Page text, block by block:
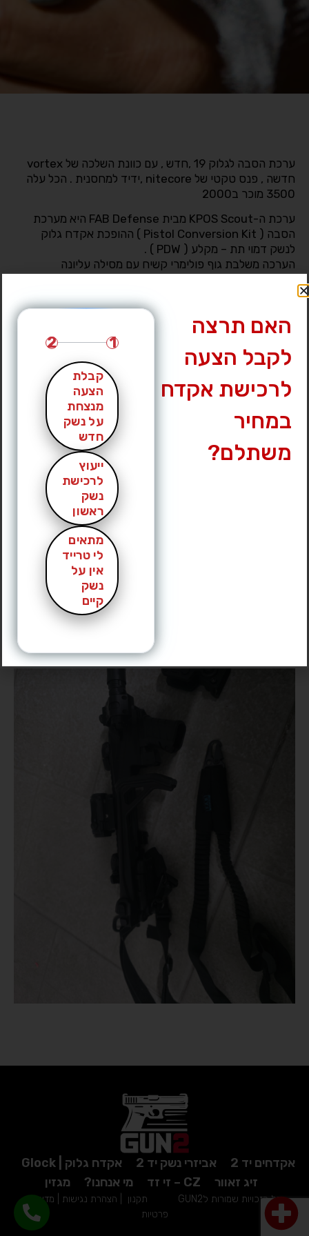
ערכת הסבה לגלוק 19 ,חדש , עם כוונת השלכה של vortex
חדשה , פנס טקטי של nitecore ,ידיד למחסנית . הכל עלה
3500 מוכר ב2000
ערכת ה-KPOS Scout מבית FAB Defense היא מערכת
הסבה ( Pistol Conversion Kit ) ההופכת אקדח גלוק
לנשק דמוי תת – מקלע ( PDW ) .
הערכה משלבת גוף פולימרי קשיח עם מסילה עליונה
מותג| אקדח גלוק | Glock
דגם |
19
מחיר מבוקש|
2000 ₪
עיר| אריאל
לחץ לצפייה במס’ טלפון »
אקדחים יד 2 אביזרי נשק יד 2
אקדח גלוק | Glock
זיג זאוור
CZ – זי זד מי אנחנו? מגזין
כל הזכויות שמורות לGUN2 תקנון הצהרת נגישות
מדיניות
פרטיות
האם תרצה
לקבל הצעה
לרכישת אקדח
במחיר
משתלם?
1
2
קבלת
הצעה
מנצחת
על נשק
חדש
ייעוץ
לרכישת
נשק
ראשון
מתאים
לי טרייד
אין על
נשק
קיים